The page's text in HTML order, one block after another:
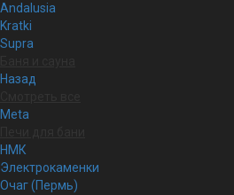
Andalusia
Kratki
Supra
Назад
Meta
НМК
Электрокаменки
Очаг (Пермь)